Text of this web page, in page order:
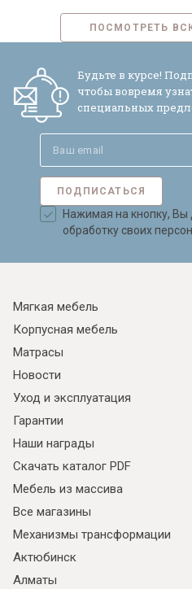
ПОСМОТРЕТЬ
Будьте в курсе!
чтобы вовремя
специальных
ПОДПИСАТЬСЯ
Нажимая на кнопку, Вы
обработку своих
Мягкая мебель
Корпусная мебель
Матрасы
Новости
Уход и эксплуатация
Гарантии
Наши награды
Скачать каталог PDF
Мебель из массива
Все магазины
Механизмы трансформации
Актюбинск
Алматы